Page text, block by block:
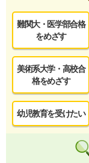
難関大・医学部合格
をめざす
美術系大学・高校合
格をめざす
幼児教育を受けたい